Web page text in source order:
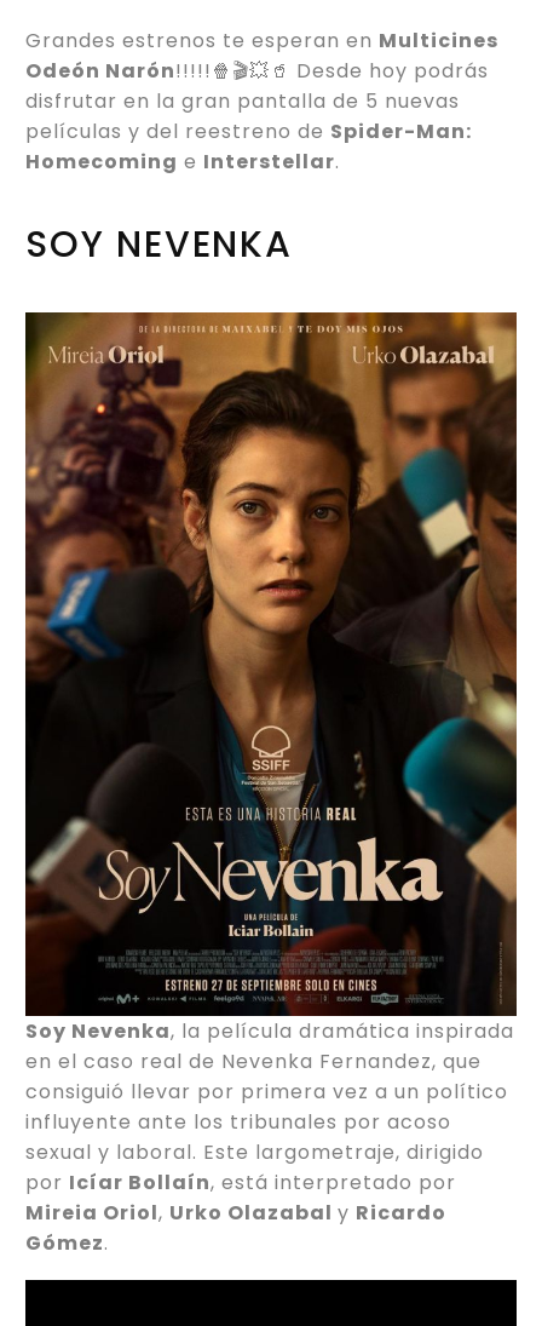
Grandes estrenos te esperan en Multicines
Odeón Narón!!!!!🍿🎬💥🥤 Desde hoy podrás
disfrutar en la gran pantalla de 5 nuevas
películas y del reestreno de Spider-Man:
Homecoming e Interstellar.
SOY NEVENKA
Soy Nevenka, la película dramática inspirada
en el caso real de Nevenka Fernandez, que
consiguió llevar por primera vez a un político
influyente ante los tribunales por acoso
sexual y laboral. Este largometraje, dirigido
por Icíar Bollaín, está interpretado por
Mireia Oriol, Urko Olazabal y Ricardo
Gómez.